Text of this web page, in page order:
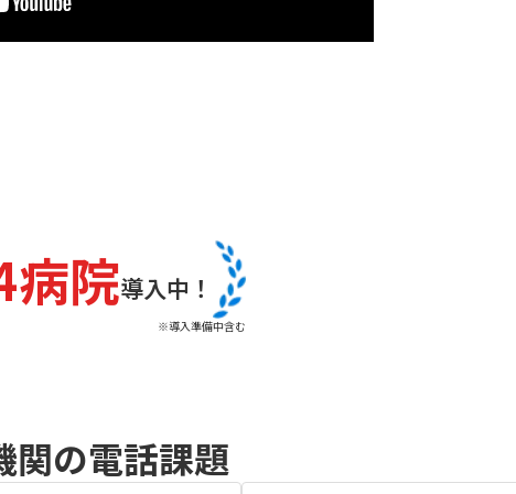
院導入中！
※導入準備中含む
関の電話課題